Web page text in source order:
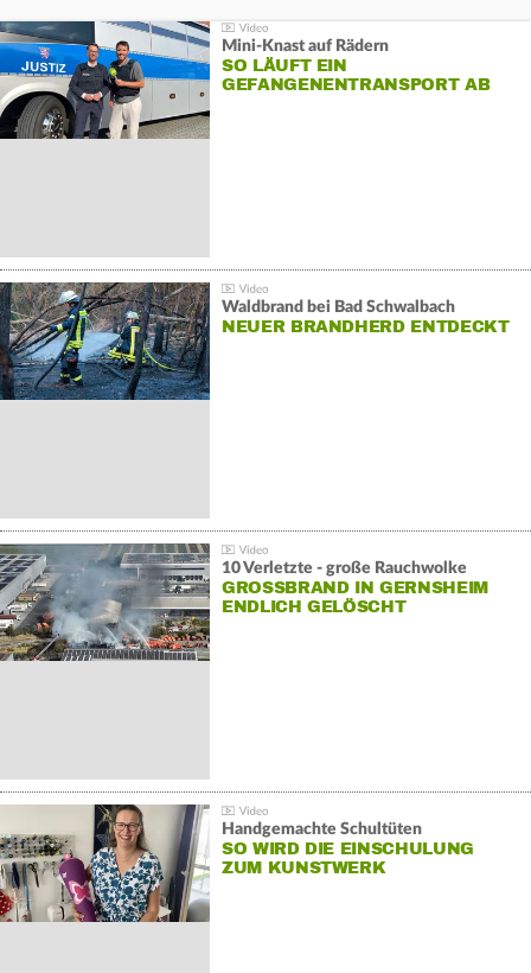
Mini-Knast auf Rädern
SO LÄUFT EIN
GEFANGENENTRANSPORT AB
Waldbrand bei Bad Schwalbach
NEUER BRANDHERD ENTDECKT
10 Verletzte - große Rauchwolke
GROSSBRAND IN GERNSHEIM E
NDLICH GELÖSCHT
Handgemachte Schultüten
SO WIRD DIE EINSCHULUNG
ZUM KUNSTWERK